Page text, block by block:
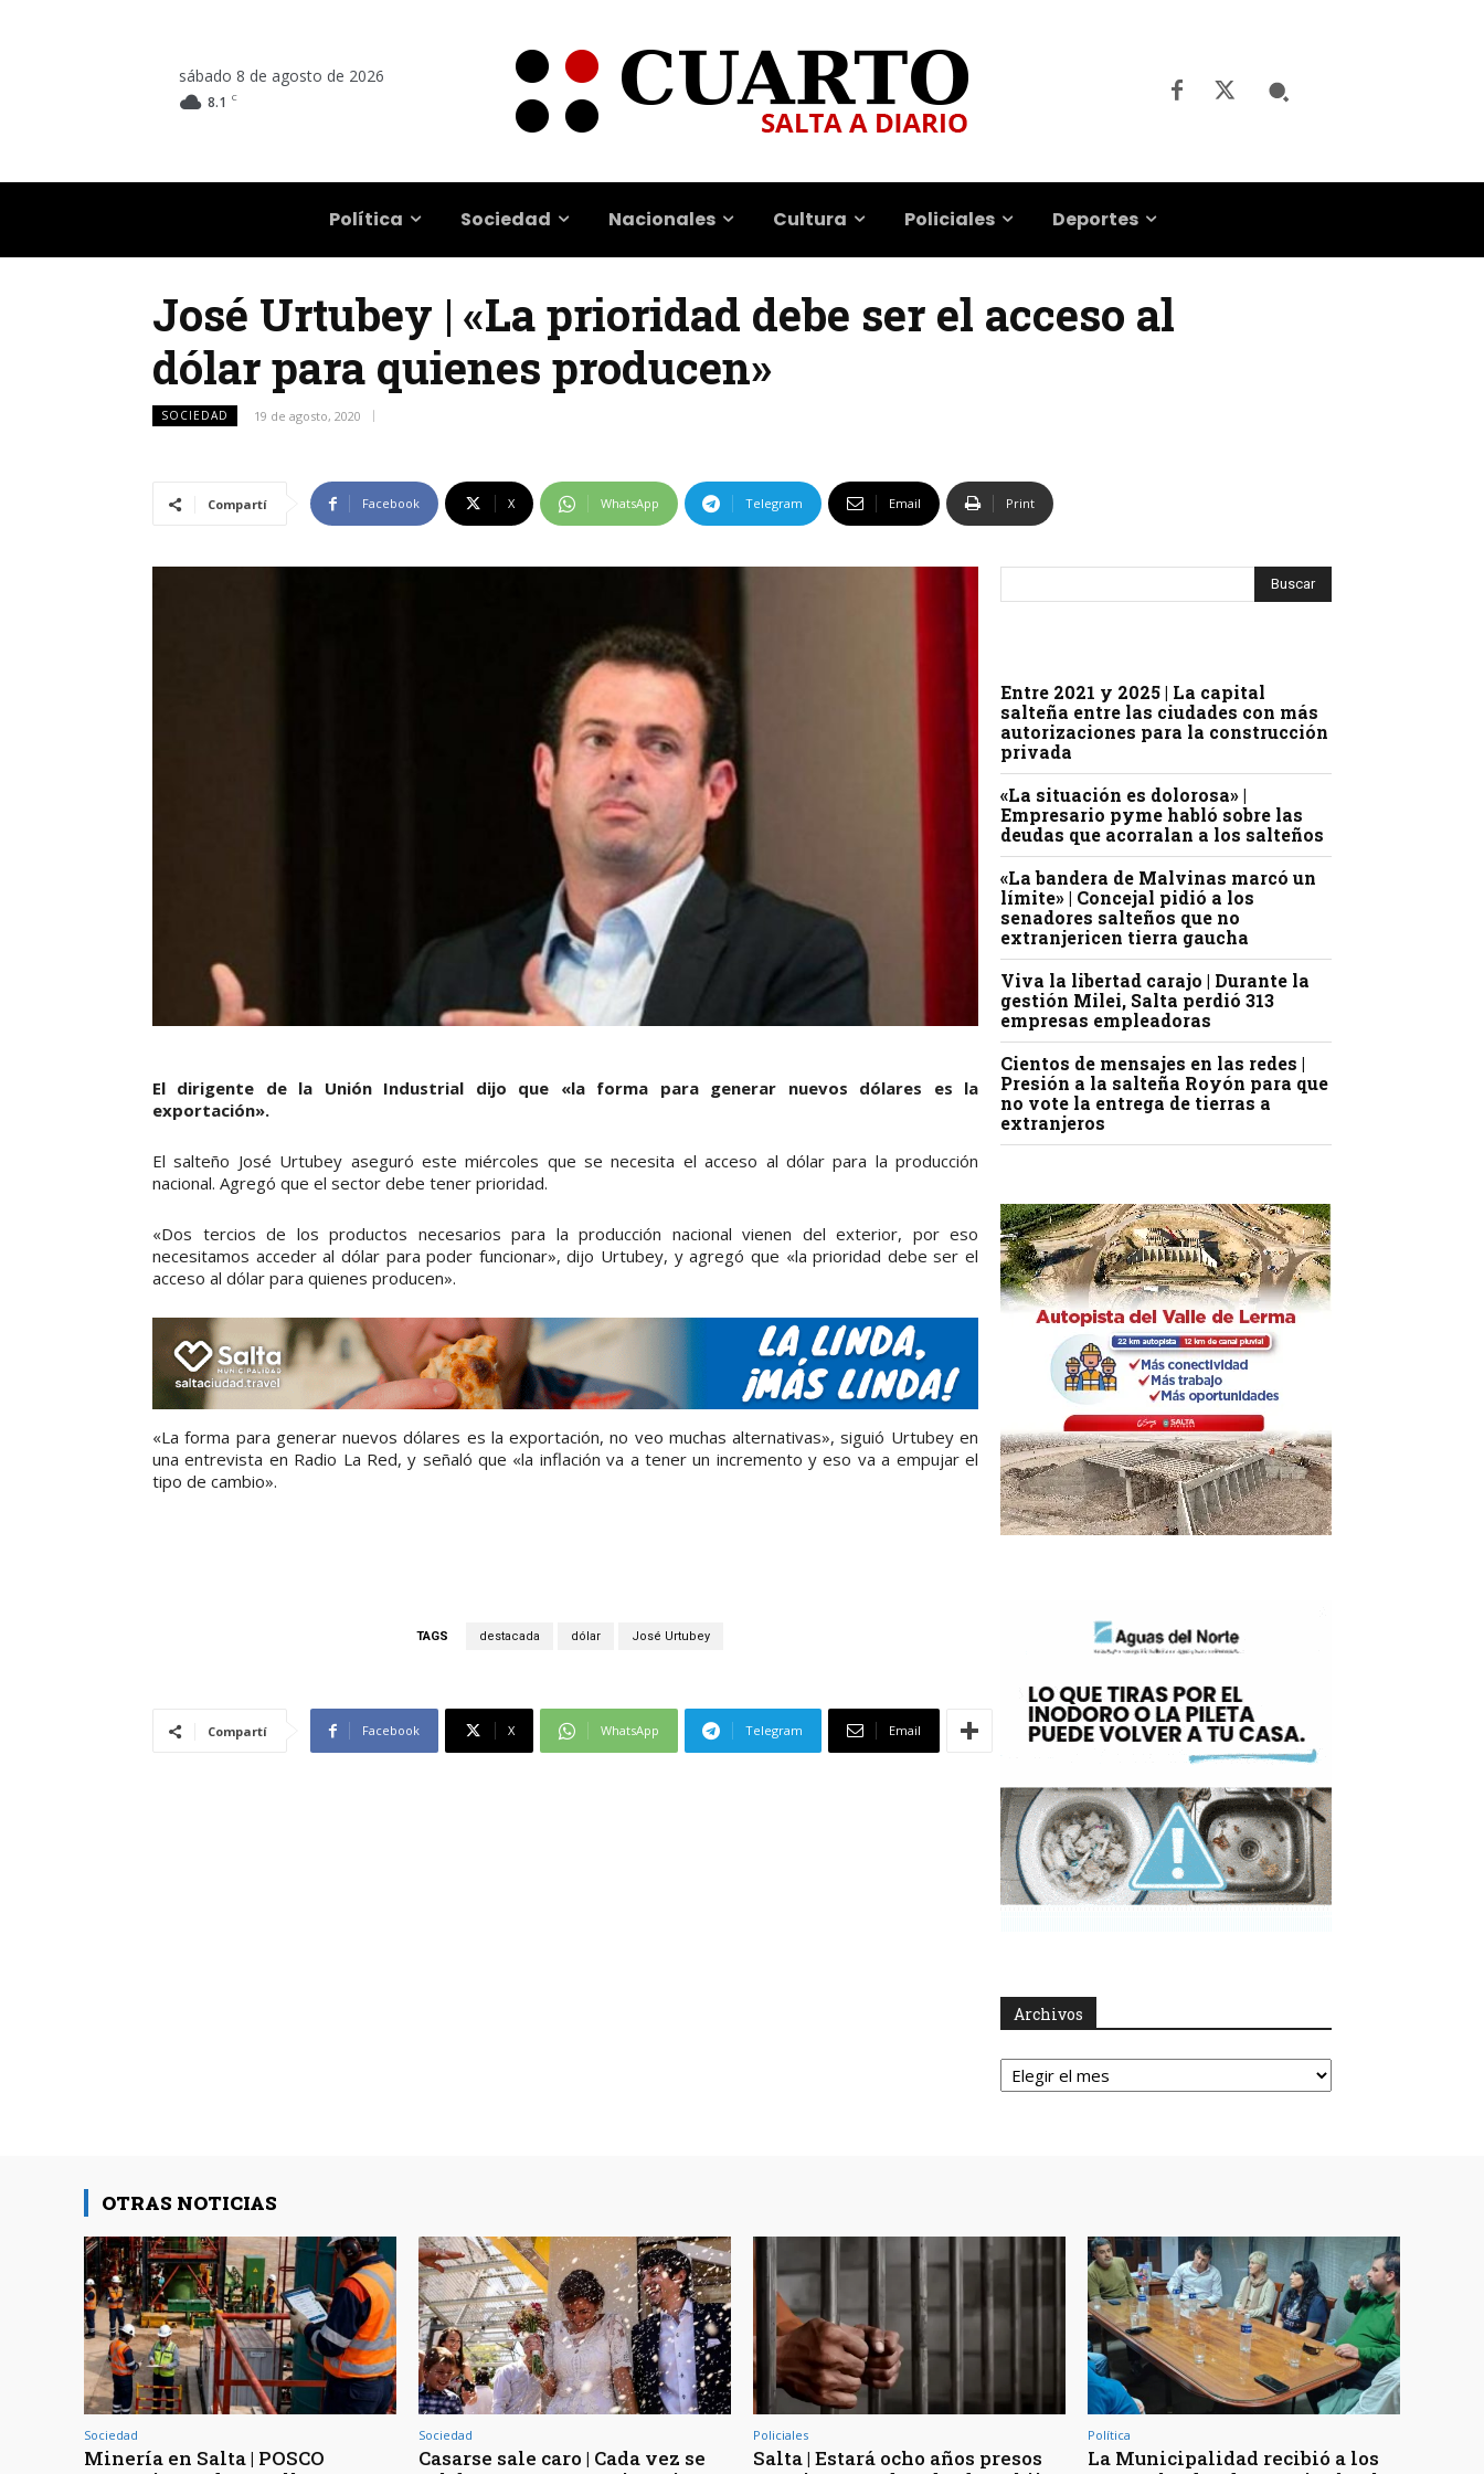
sábado 8 de agosto de 2026
8.1 C
Política Sociedad Nacionales Cultura Policiales Deportes
José Urtubey | «La prioridad debe ser el acceso al
dólar para quienes producen»
SOCIEDAD 19 de agosto, 2020
Compartí Facebook X WhatsApp Telegram Email Print
El dirigente de la Unión Industrial dijo que «la forma para generar nuevos dólares es la
exportación».
El salteño José Urtubey aseguró este miércoles que se necesita el acceso al dólar para la producción
nacional. Agregó que el sector debe tener prioridad.
«Dos tercios de los productos necesarios para la producción nacional vienen del exterior, por eso
necesitamos acceder al dólar para poder funcionar», dijo Urtubey, y agregó que «la prioridad debe ser el
acceso al dólar para quienes producen».
«La forma para generar nuevos dólares es la exportación, no veo muchas alternativas», siguió Urtubey en
una entrevista en Radio La Red, y señaló que «la inflación va a tener un incremento y eso va a empujar el
tipo de cambio».
TAGS destacada dólar José Urtubey
Compartí Facebook X WhatsApp Telegram Email
Entre 2021 y 2025 | La capital
salteña entre las ciudades con más
autorizaciones para la construcción
privada
«La situación es dolorosa» |
Empresario pyme habló sobre las
deudas que acorralan a los salteños
«La bandera de Malvinas marcó un
límite» | Concejal pidió a los
senadores salteños que no
extranjericen tierra gaucha
Viva la libertad carajo | Durante la
gestión Milei, Salta perdió 313
empresas empleadoras
Cientos de mensajes en las redes |
Presión a la salteña Royón para que
no vote la entrega de tierras a
extranjeros
Archivos
Archivos
OTRAS NOTICIAS
Sociedad
Minería en Salta | POSCO
Sociedad
Casarse sale caro | Cada vez se
Policiales
Salta | Estará ocho años presos
Política
La Municipalidad recibió a los